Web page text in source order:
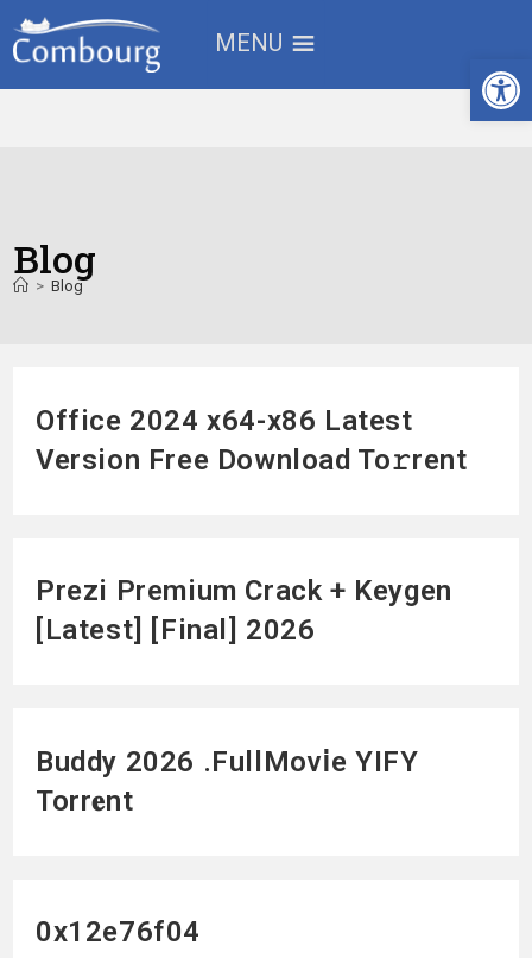
MENU
Blog
> Blog
Office 2024 x64-x86 Latest
Version Frее Download To𝚛rent
Prezi Premium Crack + Keygen
[Latest] [Final] 2026
Buddy 2026 .FullMov𝗂e YIFY
Torr𝐞nt
0x12e76f04